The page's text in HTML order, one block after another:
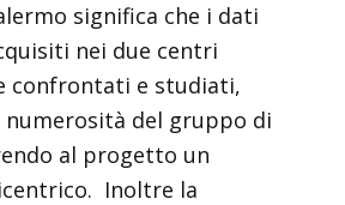
significa che i dati
nei due centri
confrontati e studiati,
numerosità del gruppo di
al progetto un
Inoltre la